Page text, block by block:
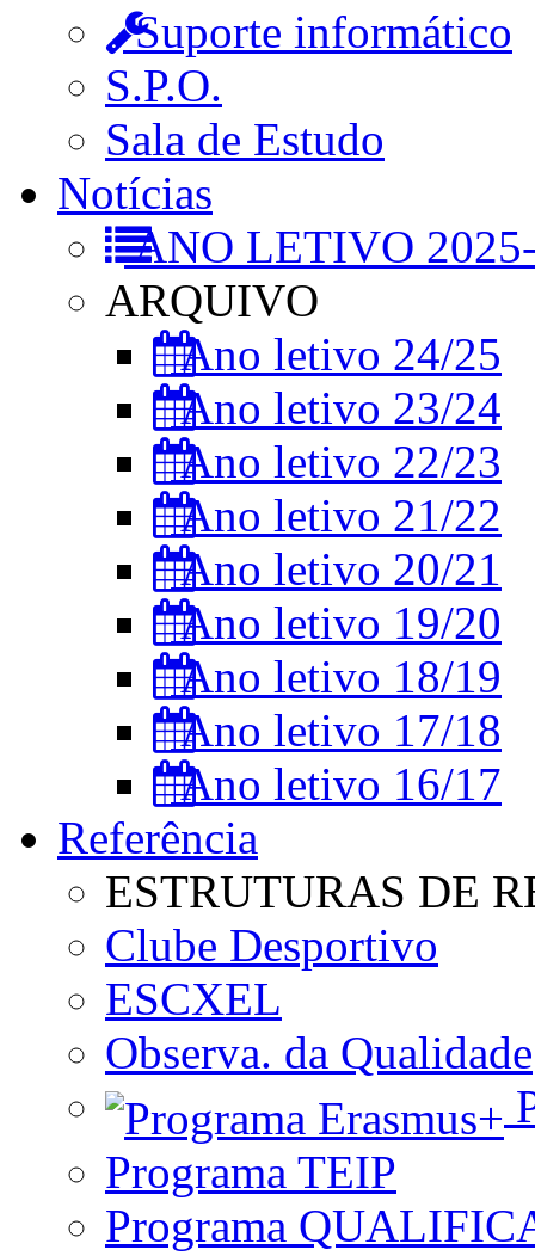
Suporte informático
S.P.O.
Sala de Estudo
Notícias
ANO LETIVO
ARQUIVO
Ano letivo 24/25
Ano letivo 23/24
Ano letivo 22/23
Ano letivo 21/22
Ano letivo 20/21
Ano letivo 19/20
Ano letivo 18/19
Ano letivo 17/18
Ano letivo 16/17
Referência
ESTRUTURAS DE
Clube Desportivo
ESCXEL
Observa. da Qualidade
Programa TEIP
Programa